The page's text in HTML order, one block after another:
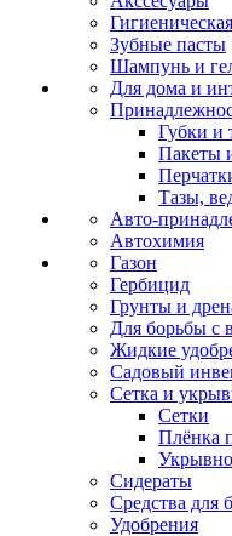
Зубные пасты
Шампунь и
Для дома и
Губки и
Пакеты
Тазы,
Авто-
Автохимия
Газон
Гербицид
Грунты и
Для борьбы с
Жидкие
Садовый
Сетка и
Сетки
Плёнка
Сидераты
Средства для
Удобрения